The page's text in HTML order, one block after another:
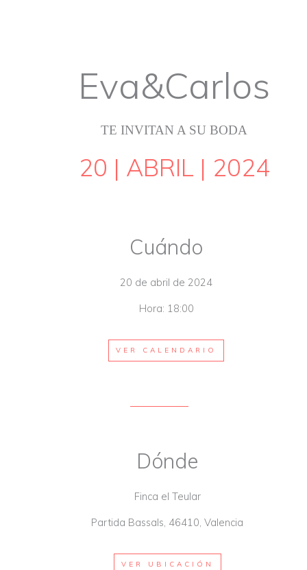
Eva&Carlos
TE INVITAN A SU BODA
20 | ABRIL | 2024
Cuándo
20 de abril de 2024
Hora: 18:00
VER CALENDARIO
Dónde
Finca el Teular
Partida Bassals, 46410, Valencia
VER UBICACIÓN